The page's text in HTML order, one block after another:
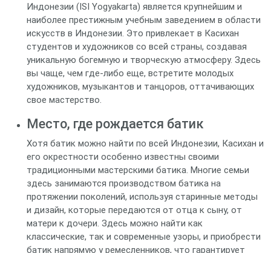
Индонезии (ISI Yogyakarta) является крупнейшим и
наиболее престижным учебным заведением в области
искусств в Индонезии. Это привлекает в Касихан
студентов и художников со всей страны, создавая
уникальную богемную и творческую атмосферу. Здесь
вы чаще, чем где-либо еще, встретите молодых
художников, музыкантов и танцоров, оттачивающих
свое мастерство.
Место, где рождается батик
Хотя батик можно найти по всей Индонезии, Касихан и
его окрестности особенно известны своими
традиционными мастерскими батика. Многие семьи
здесь занимаются производством батика на
протяжении поколений, используя старинные методы
и дизайн, которые передаются от отца к сыну, от
матери к дочери. Здесь можно найти как
классические, так и современные узоры, и приобрести
батик напрямую у ремесленников, что гарантирует